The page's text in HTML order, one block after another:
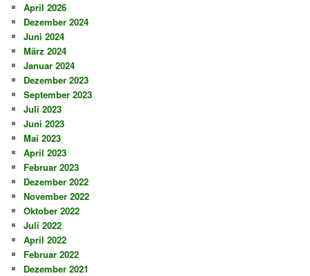
April 2026
Dezember 2024
Juni 2024
März 2024
Januar 2024
Dezember 2023
September 2023
Juli 2023
Juni 2023
Mai 2023
April 2023
Februar 2023
Dezember 2022
November 2022
Oktober 2022
Juli 2022
April 2022
Februar 2022
Dezember 2021